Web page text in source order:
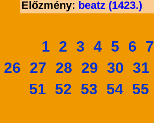
Előzmény: beatz (1423.)
1 2 3 4 5 6 7
26 27 28 29 30 31
51 52 53 54 55